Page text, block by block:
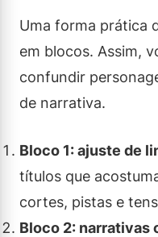
Uma forma prática
em blocos. Assim,
confundir
de narrativa.
Bloco 1: ajuste de
títulos que
cortes, pistas e
Bloco 2: narrativas